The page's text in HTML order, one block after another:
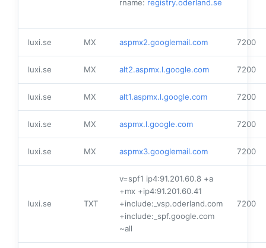
rname: registry.oderland.se
luxi.se MX aspmx2.googlemail.com 7200
luxi.se MX alt2.aspmx.l.google.com 7200
luxi.se MX alt1.aspmx.l.google.com 7200
luxi.se MX aspmx.l.google.com 7200
luxi.se MX aspmx3.googlemail.com 7200
luxi.se TXT
v=spf1 ip4:91.201.60.8 +a
+mx +ip4:91.201.60.41
+include:_vsp.oderland.com
+include:_spf.google.com
~all
7200